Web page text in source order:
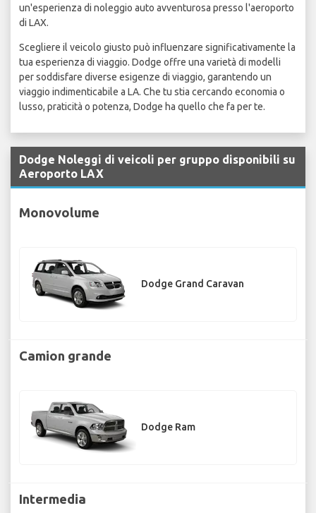
un'esperienza di noleggio auto avventurosa presso l'aeroporto
di LAX.
Scegliere il veicolo giusto può influenzare significativamente la
tua esperienza di viaggio. Dodge offre una varietà di modelli
per soddisfare diverse esigenze di viaggio, garantendo un
viaggio indimenticabile a LA. Che tu stia cercando economia o
lusso, praticità o potenza, Dodge ha quello che fa per te.
Dodge Noleggi di veicoli per gruppo disponibili su
Aeroporto LAX
Monovolume
Dodge Grand Caravan
Camion grande
Dodge Ram
Intermedia